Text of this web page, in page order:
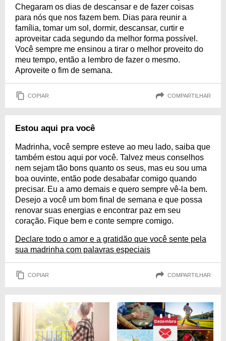
Chegaram os dias de descansar e de fazer coisas
para nós que nos fazem bem. Dias para reunir a
família, tomar um sol, dormir, descansar, curtir e
aproveitar cada segundo da melhor forma possível.
Você sempre me ensinou a tirar o melhor proveito do
meu tempo, então a lembro de fazer o mesmo.
Aproveite o fim de semana.
COPIAR COMPARTILHAR
Estou aqui pra você
Madrinha, você sempre esteve ao meu lado, saiba que
também estou aqui por você. Talvez meus conselhos
nem sejam tão bons quanto os seus, mas eu sou uma
boa ouvinte, então pode desabafar comigo quando
precisar. Eu a amo demais e quero sempre vê-la bem.
Desejo a você um bom final de semana e que possa
renovar suas energias e encontrar paz em seu
coração. Fique bem e conte sempre comigo.
Declare todo o amor e a gratidão que você sente pela
sua madrinha com palavras especiais
COPIAR COMPARTILHAR